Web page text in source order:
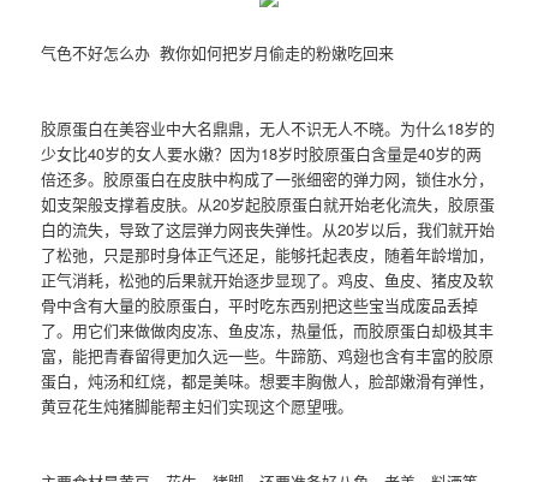
气色不好怎么办 教你如何把岁月偷走的粉嫩吃回来
胶原蛋白在美容业中大名鼎鼎，无人不识无人不晓。为什么18岁的
少女比40岁的女人要水嫩？因为18岁时胶原蛋白含量是40岁的两
倍还多。胶原蛋白在皮肤中构成了一张细密的弹力网，锁住水分，
如支架般支撑着皮肤。从20岁起胶原蛋白就开始老化流失，胶原蛋
白的流失，导致了这层弹力网丧失弹性。从20岁以后，我们就开始
了松弛，只是那时身体正气还足，能够托起表皮，随着年龄增加，
正气消耗，松弛的后果就开始逐步显现了。鸡皮、鱼皮、猪皮及软
骨中含有大量的胶原蛋白，平时吃东西别把这些宝当成废品丢掉
了。用它们来做做肉皮冻、鱼皮冻，热量低，而胶原蛋白却极其丰
富，能把青春留得更加久远一些。牛蹄筋、鸡翅也含有丰富的胶原
蛋白，炖汤和红烧，都是美味。想要丰胸傲人，脸部嫩滑有弹性，
黄豆花生炖猪脚能帮主妇们实现这个愿望哦。